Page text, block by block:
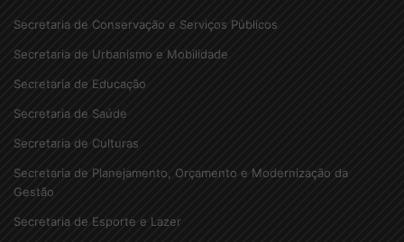
Secretaria de Conservação e Serviços Públicos
Secretaria de Urbanismo e Mobilidade
Secretaria de Educação
Secretaria de Saúde
Secretaria de Culturas
Secretaria de Planejamento, Orçamento e Modernização da
Gestão
Secretaria de Esporte e Lazer